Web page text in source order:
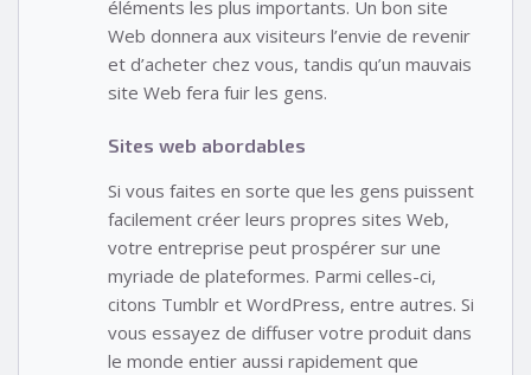
éléments les plus importants. Un bon site
Web donnera aux visiteurs l’envie de revenir
et d’acheter chez vous, tandis qu’un mauvais
site Web fera fuir les gens.
Sites web abordables
Si vous faites en sorte que les gens puissent
facilement créer leurs propres sites Web,
votre entreprise peut prospérer sur une
myriade de plateformes. Parmi celles-ci,
citons Tumblr et WordPress, entre autres. Si
vous essayez de diffuser votre produit dans
le monde entier aussi rapidement que